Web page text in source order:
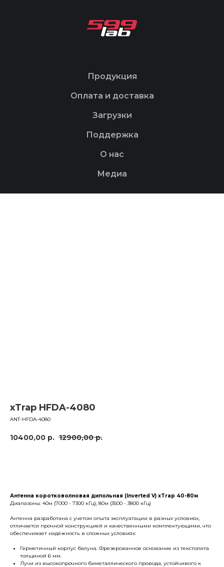
Продукция
Оплата и доставка
Загрузки
Поддержка
О нас
Медиа
xTrap HFDA-4080
ANT-HFDA-4080
10400,00 р. 12900,00 р.
Антенна коротковолновая дипольная (Inverted V) xTrap 40-80м
Диапазоны: 40м (7000 - 7300 кГц); 80м (3500 - 3800 кГц)
Антенна разработана с учетом опыта эксплуатации в разных условиях,
отличается прочной конструкцией и качественными комплектующими, что
обеспечивает надёжность в сложных условиях:
Герметичный корпус балуна. Фрезерованное основание из текстолита
толщиной 6 мм.
Лучи из высокопрочного биметаллического провода, устойчивого к